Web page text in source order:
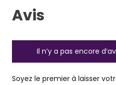
Avis
Il n’y a pas encore
Soyez le premier à laisser